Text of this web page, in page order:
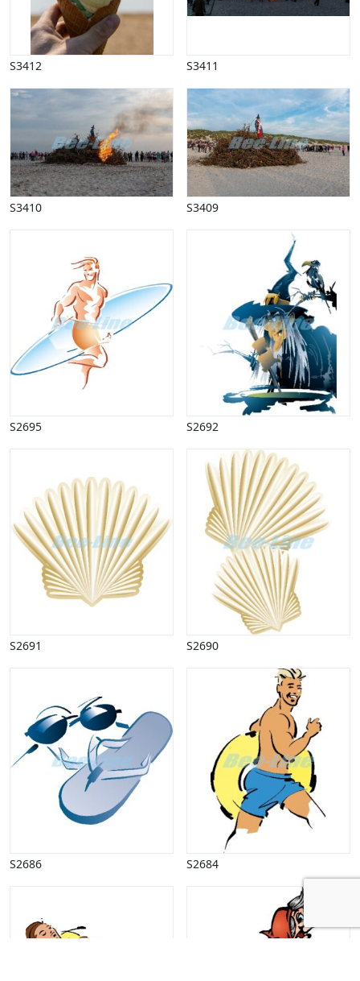
S3412 S3411
S3410 S3409
S2695 S2692
S2691 S2690
S2686 S2684